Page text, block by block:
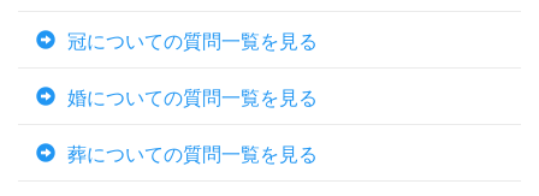
冠についての質問一覧を見る
婚についての質問一覧を見る
葬についての質問一覧を見る